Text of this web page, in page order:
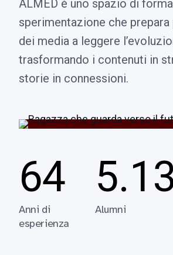
ALMED è uno spazio di
sperimentazione che
dei media a leggere
trasformando i contenuti in
storie in connessioni.
64
Anni di
esperienza
Alumni